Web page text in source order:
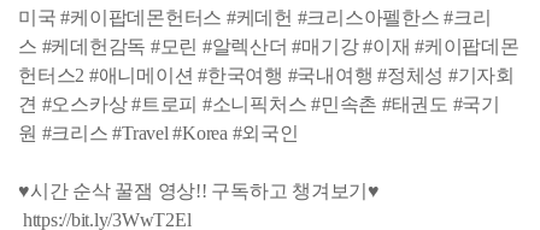
미국 #케이팝데몬헌터스 #케데헌 #크리스아펠한스 #크리
스 #케데헌감독 #모린 #알렉산더 #매기강 #이재 #케이팝데몬
헌터스2 #애니메이션 #한국여행 #국내여행 #정체성 #기자회
견 #오스카상 #트로피 #소니픽처스 #민속촌 #태권도 #국기
원 #크리스 #Travel #Korea #외국인
♥시간 순삭 꿀잼 영상!! 구독하고 챙겨보기♥
https://bit.ly/3WwT2El